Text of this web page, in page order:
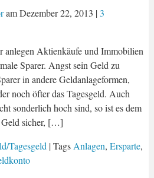
amDezember 22, 2013 |3
anlegen Aktienkäufe und Immobilien
Sparer. Angst sein Geld zu
in andere Geldanlageformen,
noch öfter das Tagesgeld. Auch
sonderlich hoch sind, so ist es dem
Geld sicher, […]
Tagesgeld | Tags Anlagen, Ersparte,